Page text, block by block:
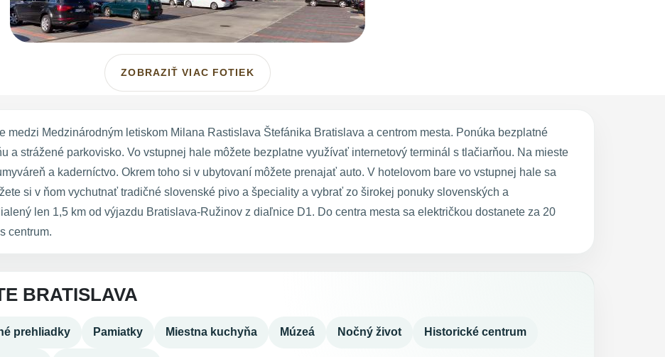
ZOBRAZIŤ VIAC FOTIEK
medzi Medzinárodným letiskom Milana Rastislava Štefánika Bratislava a centrom mesta. Ponúka bezplatné
a strážené parkovisko. Vo vstupnej hale môžete bezplatne využívať internetový terminál s tlačiarňou. Na mieste
a kaderníctvo. Okrem toho si v ubytovaní môžete prenajať auto. V hotelovom bare vo vstupnej hale sa
si v ňom vychutnať tradičné slovenské pivo a špeciality a vybrať zo širokej ponuky slovenských a
len 1,5 km od výjazdu Bratislava-Ružinov z diaľnice D1. Do centra mesta sa električkou dostanete za 20
centrum.
BRATISLAVA
prehliadky Pamiatky Miestna kuchyňa Múzeá Nočný život Historické centrum